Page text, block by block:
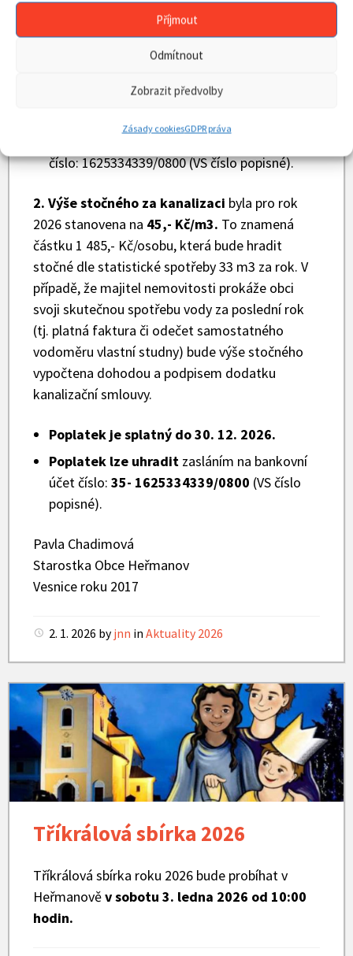
Příjmout
Odmítnout
Zobrazit předvolby
Zásady cookiesGDPR práva
přihlášená k trvalému pobytu (popř. je
vlastníkem rekreačního objektu).
nebo do 30. 9. 2026(pro chataře).
Poplatek lze uhradit v hotovosti v kanceláři
číslo: 1625334339/0800 (VS číslo popisné).
2. Výše stočného za kanalizaci byla pro rok
2026 stanovena na 45,- Kč/m3. To znamená
částku 1 485,- Kč/osobu, která bude hradit
stočné dle statistické spotřeby 33 m3 za rok. V
případě, že majitel nemovitosti prokáže obci
svoji skutečnou spotřebu vody za poslední rok
(tj. platná faktura či odečet samostatného
vodoměru vlastní studny) bude výše stočného
vypočtena dohodou a podpisem dodatku
kanalizační smlouvy.
Poplatek je splatný do 30. 12. 2026.
Poplatek lze uhradit zasláním na bankovní
účet číslo: 35- 1625334339/0800 (VS číslo
popisné).
Pavla Chadimová
Starostka Obce Heřmanov
Vesnice roku 2017
2. 1. 2026 by jnn in Aktuality 2026
Tříkrálová
sbírka
Tříkrálová sbírka 2026
Tříkrálová sbírka roku 2026 bude probíhat v
Heřmanověv sobotu 3. ledna 2026 od 10:00
hodin.